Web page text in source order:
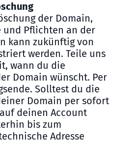
der Domain,
Pflichten an der
kann zukünftig von
werden. Teile uns
wann du die
Domain wünscht. Per
Solltest du die
Domain per sofort
deinen Account
bis zum
Adresse